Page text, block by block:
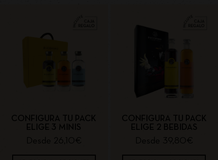
CONFIGURA TU PACK
ELIGE 3 MINIS
Desde 26,10€
CONFIGURA TU PACK
ELIGE 2 BEBIDAS
Desde 39,80€